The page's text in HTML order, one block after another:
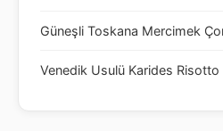
Güneşli Toskana Mercimek
Venedik Usulü Karides Risotto